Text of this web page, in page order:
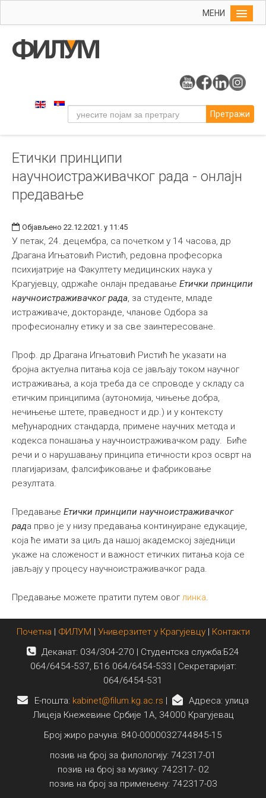
МЕНИ
Упис
Уметност
Издаваштво
Библиотека
Студенти
Претражи
Етички принципи
научноистраживачког рада - онлајн
предавање
Објављено 22.12.2021. у 11:45
У петак, 24. децембра, са почетком у 14 часова, др
Драгана Игњатовић Ристић, редовна професорка
психијатрије на Факултету медицинских наука у
Крагујевцу, одржаће онлајн предавање Етички принципи
научноистраживачког рада, за студенте, младе
истраживаче, докторанде, чланове Одбора за
професионалну етику и за све заинтересоване.
Проф. др Драгана Игњатовић Ристић ће указати на
бројна актуелна питања која се јављају током научног
истраживања, а која треба да се спроводе у складу са
етичким принципима (аутономија, чињење добра,
нечињење штете, праведност и др.) и у контексту
међународних стандарда, примене научних метода и
кодекса понашања у научноистраживачком раду. Биће
речи и о нарушавању принципа етичности кроз осврт на
плагијаризам, фалсификовање и фабриковање
резултата.
Предавање Етички принципи научноистраживачког
рада прво је у низу предавања континуиране едукације,
која ће имати за циљ да нашој академској заједници
укаже на сложеност и важност етичких питања која се
јављају у процесу научноистраживачког рада.
Предавање можете пратити путем овог линка.
Почетна | ФИЛУМ | Универзитет у Крагујевцу| Контакти
Деканат: 034/304-270 | Студентска служба:Б24
064/6454-537, Б16 064/6454-533 | Секретаријат:
064/6454-531
E-пошта: kabinet@filum.kg.ac.rs |
Адреса: улица
Лицеја Кнежевине Србије 1А, 34000 Крагујевац
Број жиро рачуна: 840-0000032744845-15
позив на број за филологију: 742317-01
позив на број за музику: 742317- 02
позив на број за примењену: 742317-03